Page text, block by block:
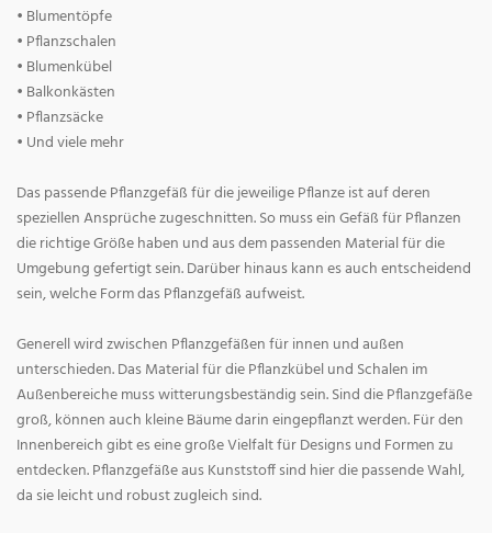
• Blumentöpfe
• Pflanzschalen
• Blumenkübel
• Balkonkästen
• Pflanzsäcke
• Und viele mehr
Das passende Pflanzgefäß für die jeweilige Pflanze ist auf deren
speziellen Ansprüche zugeschnitten. So muss ein Gefäß für Pflanzen
die richtige Größe haben und aus dem passenden Material für die
Umgebung gefertigt sein. Darüber hinaus kann es auch entscheidend
sein, welche Form das Pflanzgefäß aufweist.
Generell wird zwischen Pflanzgefäßen für innen und außen
unterschieden. Das Material für die Pflanzkübel und Schalen im
Außenbereiche muss witterungsbeständig sein. Sind die Pflanzgefäße
groß, können auch kleine Bäume darin eingepflanzt werden. Für den
Innenbereich gibt es eine große Vielfalt für Designs und Formen zu
entdecken. Pflanzgefäße aus Kunststoff sind hier die passende Wahl,
da sie leicht und robust zugleich sind.